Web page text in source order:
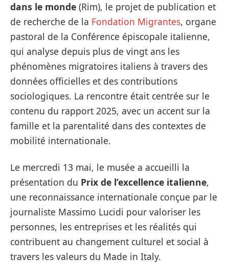
dans le monde (Rim), le projet de publication et
de recherche de la Fondation Migrantes, organe
pastoral de la Conférence épiscopale italienne,
qui analyse depuis plus de vingt ans les
phénomènes migratoires italiens à travers des
données officielles et des contributions
sociologiques. La rencontre était centrée sur le
contenu du rapport 2025, avec un accent sur la
famille et la parentalité dans des contextes de
mobilité internationale.
Le mercredi 13 mai, le musée a accueilli la
présentation du Prix de l’excellence italienne,
une reconnaissance internationale conçue par le
journaliste Massimo Lucidi pour valoriser les
personnes, les entreprises et les réalités qui
contribuent au changement culturel et social à
travers les valeurs du Made in Italy.